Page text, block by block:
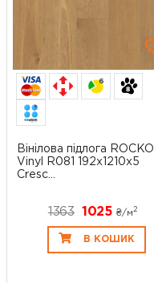
6
Вінілова підлога ROCKO
Vinyl R081 192x1210x5
Cresc...
1363 1025 ₴/м 2
В КОШИК